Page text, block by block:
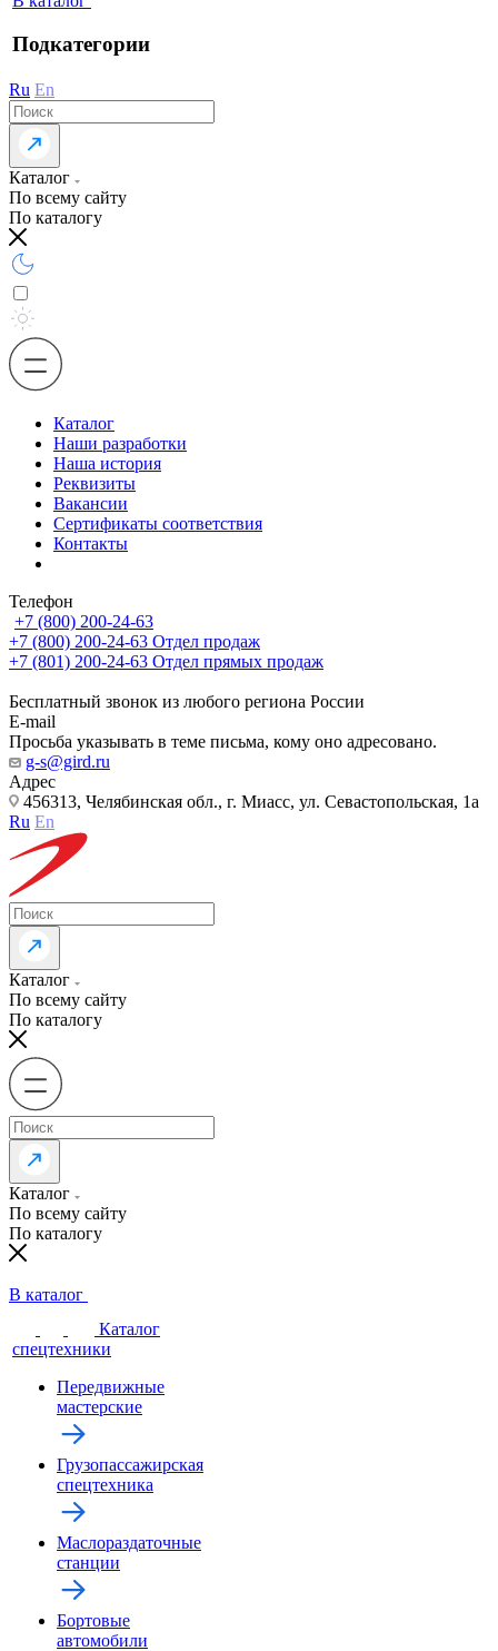
Подкатегории
Ru En
Каталог
По всему сайту
По каталогу
Каталог
Наши разработки
Наша история
Реквизиты
Вакансии
Сертификаты соответствия
Контакты
Телефон
+7 (800) 200-24-63
+7 (800) 200-24-63 Отдел продаж
+7 (801) 200-24-63 Отдел прямых продаж
Бесплатный звонок из любого региона России
E-mail
Просьба указывать в теме письма, кому оно адресовано.
g-s@gird.ru
Адрес
456313, Челябинская обл., г. Миасс, ул. Севастопольская, 1а
Ru En
Каталог
По всему сайту
По каталогу
Каталог
По всему сайту
По каталогу
В каталог
Каталог
спецтехники
Передвижные
мастерские
Грузопассажирская
спецтехника
Маслораздаточные
станции
Бортовые
автомобили